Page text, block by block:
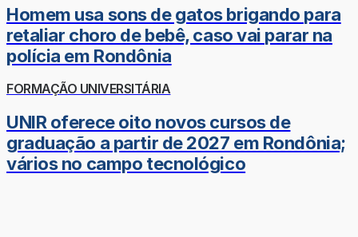
Homem usa sons de gatos brigando para
retaliar choro de bebê, caso vai parar na
polícia em Rondônia
FORMAÇÃO UNIVERSITÁRIA
UNIR oferece oito novos cursos de
graduação a partir de 2027 em Rondônia;
vários no campo tecnológico